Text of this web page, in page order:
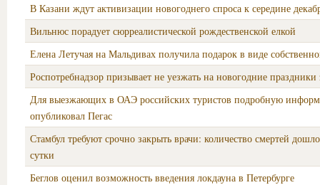
В Казани ждут активизации новогоднего спроса к середине
Вильнюс порадует сюрреалистической рождественской елкой
Елена Летучая на Мальдивах получила подарок в виде
Роспотребнадзор призывает не уезжать на новогодние праздники
Для выезжающих в ОАЭ российских туристов подробную
опубликовал Пегас
Стамбул требуют срочно закрыть врачи: количество смертей
сутки
Беглов оценил возможность введения локдауна в Петербурге